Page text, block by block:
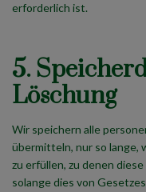
erforderlich ist.
5.
Löschung
Wir speichern alle
übermitteln, nur so lange,
zu erfüllen, zu denen
solange dies von